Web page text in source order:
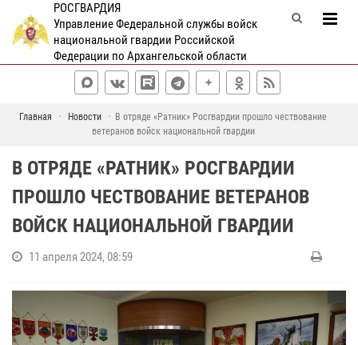
РОСГВАРДИЯ
Управление Федеральной службы войск
национальной гвардии Российской
Федерации по Архангельской области
Главная Новости
В отряде «Ратник» Росгвардии прошло чествование
ветеранов войск национальной гвардии
В ОТРЯДЕ «РАТНИК» РОСГВАРДИИ
ПРОШЛО ЧЕСТВОВАНИЕ ВЕТЕРАНОВ
ВОЙСК НАЦИОНАЛЬНОЙ ГВАРДИИ
11 апреля 2024, 08:59